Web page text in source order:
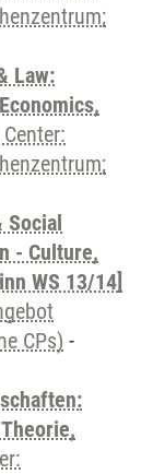
Law:
Social
- Culture,
WS 13/14]
CPs) -